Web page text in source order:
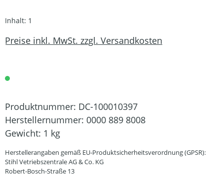
Inhalt: 1
Preise inkl. MwSt. zzgl. Versandkosten
Produktnummer: DC-100010397
Herstellernummer: 0000 889 8008
Gewicht: 1 kg
Herstellerangaben gemäß EU-Produktsicherheitsverordnung (GPSR):
Stihl Vetriebszentrale AG & Co. KG
Robert-Bosch-Straße 13